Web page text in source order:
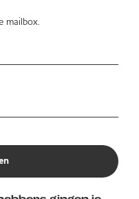
mailbox.